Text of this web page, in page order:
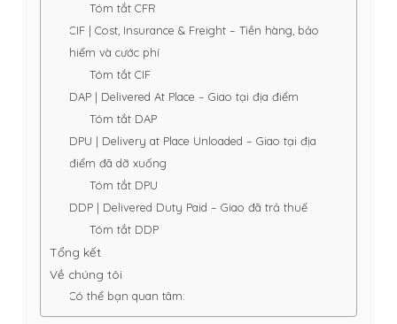
Tóm tắt CFR
CIF | Cost, Insurance & Freight – Tiền hàng, bảo
hiểm và cước phí
​Tóm tắt CIF
DAP | Delivered At Place – Giao tại địa điểm
Tóm tắt DAP
DPU | Delivery at Place Unloaded – Giao tại địa
điểm đã dỡ xuống
Tóm tắt DPU
DDP | Delivered Duty Paid – Giao đã trả thuế
Tóm tắt DDP
Tổng kết
Về chúng tôi
Có thể bạn quan tâm: